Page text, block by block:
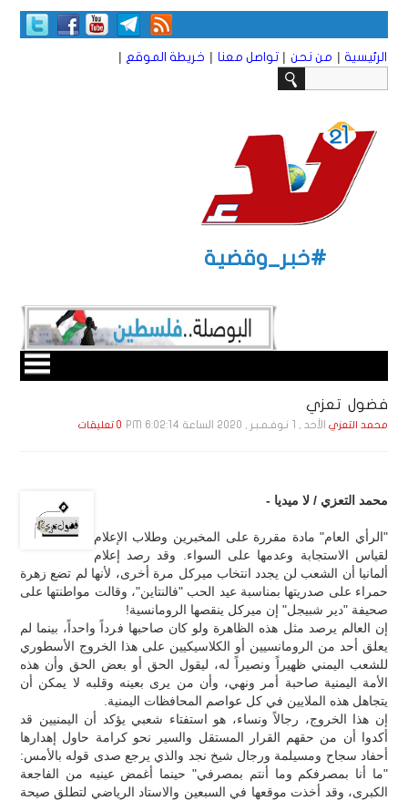
الرئيسية | من نحن | تواصل معنا | خريطة الموقع |
#خبر_وقضية
فضول تعزي
محمد التعزي الأحد , 1 نـوفـمـبـر , 2020 الساعة 6:02:14 PM 0 تعليقات
محمد التعزي / لا ميديا -
"الرأي العام" مادة مقررة على المخبرين وطلاب الإعلام
لقياس الاستجابة وعدمها على السواء. وقد رصد إعلام
ألمانيا أن الشعب لن يجدد انتخاب ميركل مرة أخرى، لأنها لم تضع زهرة
حمراء على صدريتها بمناسبة عيد الحب "فالنتاين"، وقالت مواطنتها على
صحيفة "دير شبيجل" إن ميركل ينقصها الرومانسية!
إن العالم يرصد مثل هذه الظاهرة ولو كان صاحبها فرداً واحداً، بينما لم
يعلق أحد من الرومانسيين أو الكلاسيكيين على هذا الخروج الأسطوري
للشعب اليمني ظهيراً ونصيراً له، ليقول الحق أو بعض الحق وأن هذه
الأمة اليمنية صاحبة أمر ونهي، وأن من يرى بعينه وقلبه لا يمكن أن
يتجاهل هذه الملايين في كل عواصم المحافظات اليمنية.
إن هذا الخروج، رجالاً ونساء، هو استفتاء شعبي يؤكد أن اليمنيين قد
أكدوا أن من حقهم القرار المستقل والسير نحو كرامة حاول إهدارها
أحفاد سجاح ومسيلمة ورجال شيخ نجد والذي يرجع صدى قوله بالأمس:
"ما أنا بمصرفكم وما أنتم بمصرفي" حينما أغمض عينيه من الفاجعة
الكبرى، وقد أخذت موقعها في السبعين والاستاد الرياضي لتطلق صيحة